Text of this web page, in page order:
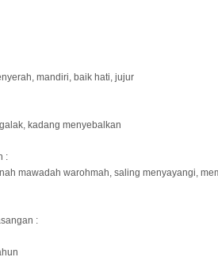
mandiri, baik hati, jujur
kadang menyebalkan
:
mawadah warohmah, saling menyayangi,
: